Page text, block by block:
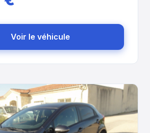
Voir le véhicule